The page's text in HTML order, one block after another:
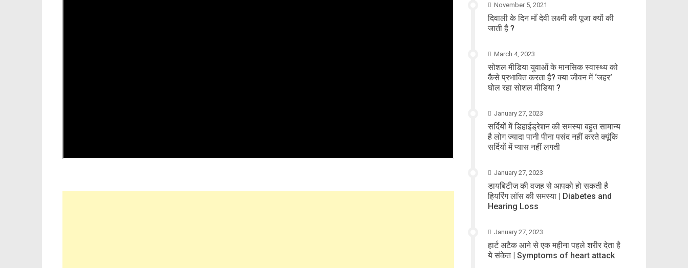
November 5, 2021
दिवाली के दिन माँ देवी लक्ष्मी की पूजा क्यों की
जाती है ?
March 4, 2023
सोशल मीडिया युवाओं के मानसिक स्वास्थ्य को
कैसे प्रभावित करता है? क्या जीवन में ‘जहर’
घोल रहा सोशल मीडिया ?
January 27, 2023
सर्दियों में डिहाईड्रेशन की समस्या बहुत सामान्य
है लोग ज्यादा पानी पीना पसंद नहीं करते क्यूंकि
सर्दियों में प्यास नहीं लगती
January 27, 2023
डायबिटीज की वजह से आपको हो सकती है
हियरिंग लॉस की समस्या | Diabetes and
Hearing Loss
January 27, 2023
हार्ट अटैक आने से एक महीना पहले शरीर देता है
ये संकेत | Symptoms of heart attack